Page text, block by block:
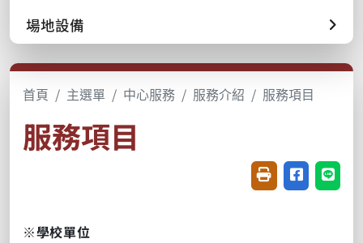
場地設備
首頁 主選單 中心服務 服務介紹 服務項目
服務項目
友善列印(開新視
分享至臉書
分享
※學校單位